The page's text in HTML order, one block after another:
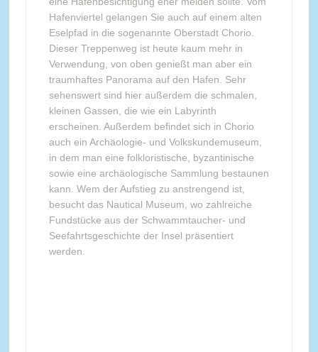
Hafenviertel gelangen Sie auch auf einem alten
Eselpfad in die sogenannte Oberstadt Chorio.
Dieser Treppenweg ist heute kaum mehr in
Verwendung, von oben genießt man aber ein
traumhaftes Panorama auf den Hafen. Sehr
sehenswert sind hier außerdem die schmalen,
kleinen Gassen, die wie ein Labyrinth
erscheinen. Außerdem befindet sich in Chorio
auch ein Archäologie- und Volkskundemuseum,
in dem man eine folkloristische, byzantinische
sowie eine archäologische Sammlung bestaunen
kann. Wem der Aufstieg zu anstrengend ist,
besucht das Nautical Museum, wo zahlreiche
Fundstücke aus der Schwammtaucher- und
Seefahrtsgeschichte der Insel präsentiert
werden.